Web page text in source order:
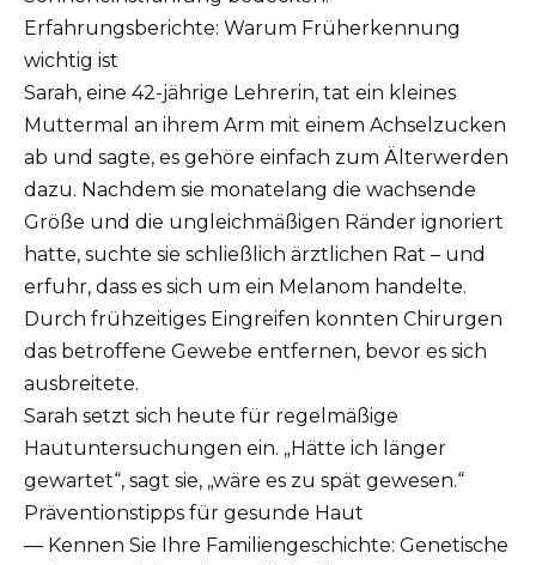
Erfahrungsberichte: Warum Früherkennung
wichtig ist
Sarah, eine 42-jährige Lehrerin, tat ein kleines
Muttermal an ihrem Arm mit einem Achselzucken
ab und sagte, es gehöre einfach zum Älterwerden
dazu. Nachdem sie monatelang die wachsende
Größe und die ungleichmäßigen Ränder ignoriert
hatte, suchte sie schließlich ärztlichen Rat – und
erfuhr, dass es sich um ein Melanom handelte.
Durch frühzeitiges Eingreifen konnten Chirurgen
das betroffene Gewebe entfernen, bevor es sich
ausbreitete.
Sarah setzt sich heute für regelmäßige
Hautuntersuchungen ein. „Hätte ich länger
gewartet“, sagt sie, „wäre es zu spät gewesen.“
Präventionstipps für gesunde Haut
— Kennen Sie Ihre Familiengeschichte: Genetische